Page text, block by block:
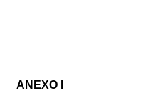
ANEXO I